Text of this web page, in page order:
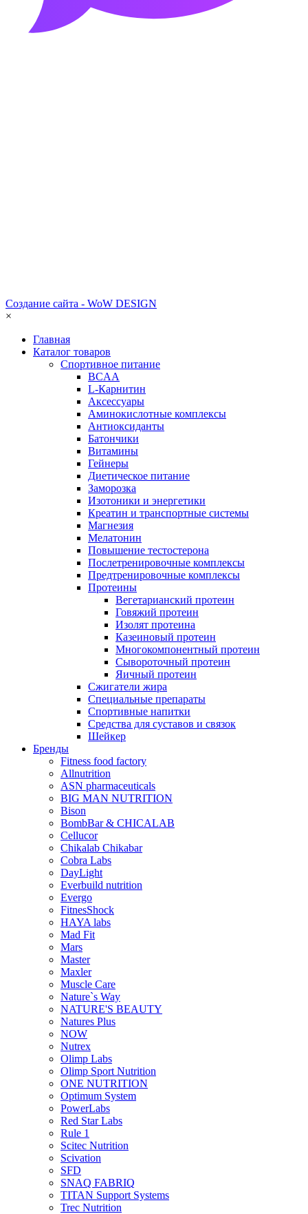
Создание сайта - WoW DESIGN
×
Главная
Каталог товаров
Спортивное питание
BCAA
L-Карнитин
Аксессуары
Аминокислотные комплексы
Антиоксиданты
Батончики
Витамины
Гейнеры
Диетическое питание
Заморозка
Изотоники и энергетики
Креатин и транспортные системы
Магнезия
Мелатонин
Повышение тестостерона
Послетренировочные комплексы
Предтренировочные комплексы
Протеины
Вегетарианский протеин
Говяжий протеин
Изолят протеина
Казеиновый протеин
Многокомпонентный протеин
Сывороточный протеин
Яичный протеин
Сжигатели жира
Специальные препараты
Спортивные напитки
Средства для суставов и связок
Шейкер
Бренды
Fitness food factory
Allnutrition
ASN pharmaceuticals
BIG MAN NUTRITION
Bison
BombBar & CHICALAB
Cellucor
Chikalab Chikabar
Cobra Labs
DayLight
Everbuild nutrition
Evergo
FitnesShock
HAYA labs
Mad Fit
Mars
Master
Maxler
Muscle Care
Nature`s Way
NATURE'S BEAUTY
Natures Plus
NOW
Nutrex
Olimp Labs
Olimp Sport Nutrition
ONE NUTRITION
Optimum System
PowerLabs
Red Star Labs
Rule 1
Scitec Nutrition
Scivation
SFD
SNAQ FABRIQ
TITAN Support Systems
Trec Nutrition